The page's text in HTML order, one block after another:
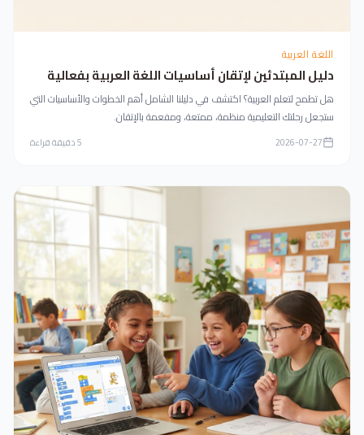
اللغة العربية
دليل المبتدئين لإتقان أساسيات اللغة العربية بفعالية
هل تطمح لتعلم العربية؟ اكتشف في دليلنا الشامل أهم الخطوات والأساسيات التي
ستجعل رحلتك التعليمية منظمة، ممتعة، ومفعمة بالإتقان.
2026-07-27
5دقيقة قراءة